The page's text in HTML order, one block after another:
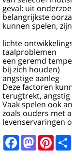
geval: uit
belangrijkste
kunnen spelen,
lichte
taalproblemen
een geremd
bij zich houden)
angstige aanleg
Deze factoren
terugtrekt, angstig
Vaak spelen ook
zoals ouders met
levenservaringen
FacebookMastodon